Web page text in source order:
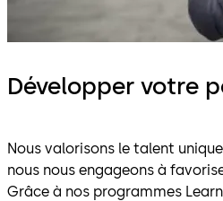
Développer votre
Nous valorisons le talent
nous nous engageons à
Grâce à nos programmes